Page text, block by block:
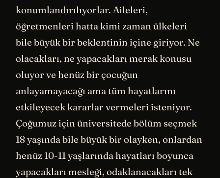
konumlandırılıyorlar. Aileleri,
öğretmenleri hatta kimi zaman ülkeleri
bile büyük bir beklentinin içine giriyor. Ne
olacakları, ne yapacakları merak konusu
oluyor ve henüz bir çocuğun
anlayamayacağı ama tüm hayatlarını
etkileyecek kararlar vermeleri isteniyor.
Çoğumuz için üniversitede bölüm seçmek
18 yaşında bile büyük bir olayken, onlardan
henüz 10-11 yaşlarında hayatları boyunca
yapacakları mesleği, odaklanacakları tek